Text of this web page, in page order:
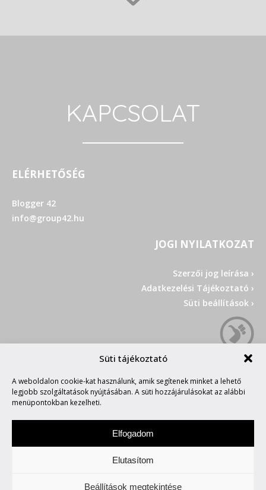
Süti tájékoztató
A weboldalon cookie-kat használunk, amik segítenek minket a lehető
legjobb szolgáltatások nyújtásában. A süti hozzájárulásokat az alábbi
menüpontokban kezelheti.
Elfogadom
Elutasítom
Beállítások megtekintése
KAPCSOLAT
ELÉRHETŐSÉG
Blogger 42
info@group42.hu
JOGI NYILATKOZAT
Szerzői jog leírása ›
Adatkezelési Tájékoztató ›
Süti beállítások ›